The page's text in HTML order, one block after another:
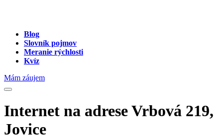
Blog
Slovník pojmov
Meranie rýchlosti
Kvíz
Mám záujem
Internet na adrese Vrbová 219,
Jovice